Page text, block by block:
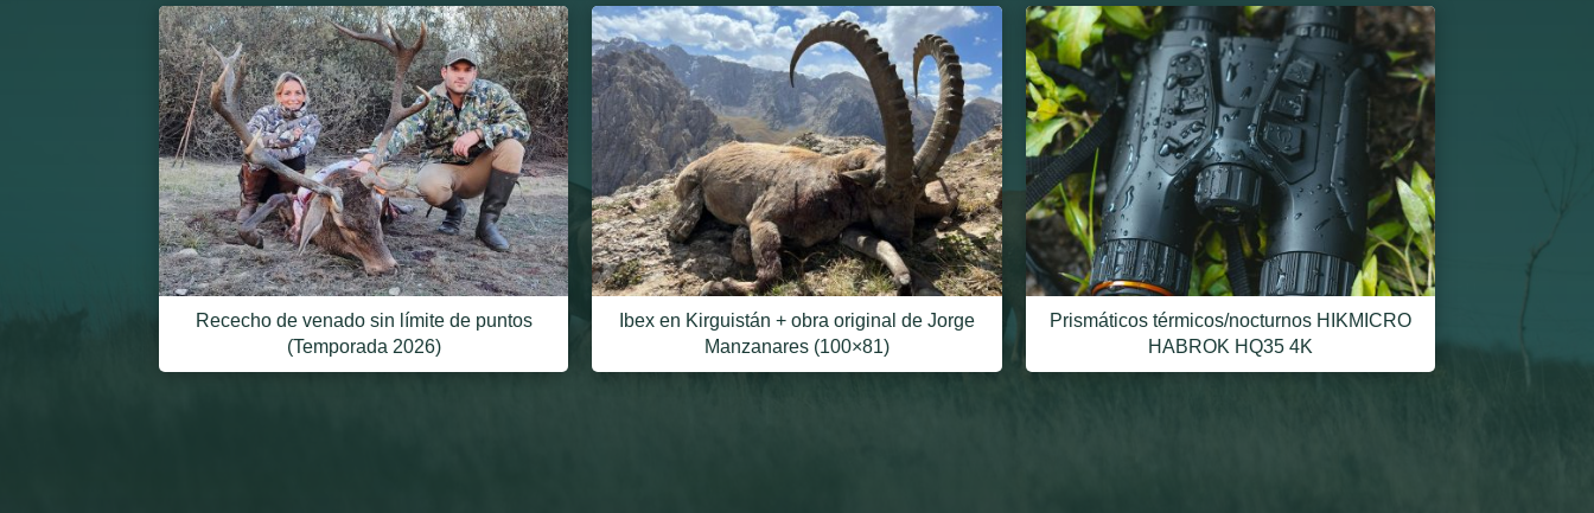
Rececho de venado sin límite de puntos
(Temporada 2026)
Ibex en Kirguistán + obra original de Jorge
Manzanares (100×81)
Prismáticos térmicos/nocturnos HIKMICRO
HABROK HQ35 4K